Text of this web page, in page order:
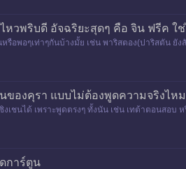
หวพริบดี อัจฉริยะสุดๆ คือ จิน ฟรีค ใ
อพอๆเท่าๆกันบ้างมั้ย เช่น พาริสตอง(ปาริสตัน ยัง
ของคุรา แบบไม่ต้องพูดความจริงไห
งเชนได้ เพราะพูดตรงๆ ทั้งนัน เช่น เทต้าตอนสอ
การ์ตูน